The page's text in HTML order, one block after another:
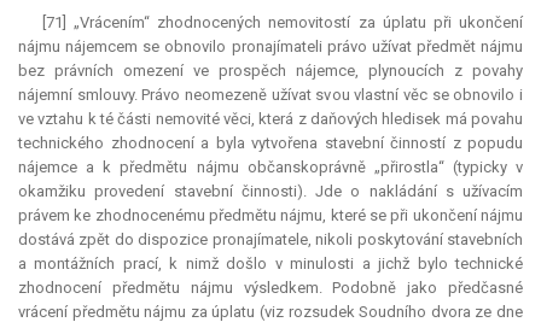
[71] „Vrácením“ zhodnocených nemovitostí za úplatu při ukončení
nájmu nájemcem se obnovilo pronajímateli právo užívat předmět nájmu
bez právních omezení ve prospěch nájemce, plynoucích z povahy
nájemní smlouvy. Právo neomezeně užívat svou vlastní věc se obnovilo i
ve vztahu k té části nemovité věci, která z daňových hledisek má povahu
technického zhodnocení a byla vytvořena stavební činností z popudu
nájemce a k předmětu nájmu občanskoprávně „přirostla“ (typicky v
okamžiku provedení stavební činnosti). Jde o nakládání s užívacím
právem ke zhodnocenému předmětu nájmu, které se při ukončení nájmu
dostává zpět do dispozice pronajímatele, nikoli poskytování stavebních
a montážních prací, k nimž došlo v minulosti a jichž bylo technické
zhodnocení předmětu nájmu výsledkem. Podobně jako předčasné
vrácení předmětu nájmu za úplatu (viz rozsudek Soudního dvora ze dne